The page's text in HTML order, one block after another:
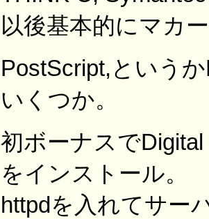
以後基本的にマカー
PostScript,という
いくつか。
初ボーナスで
をインストール。
httpdを入れてサー